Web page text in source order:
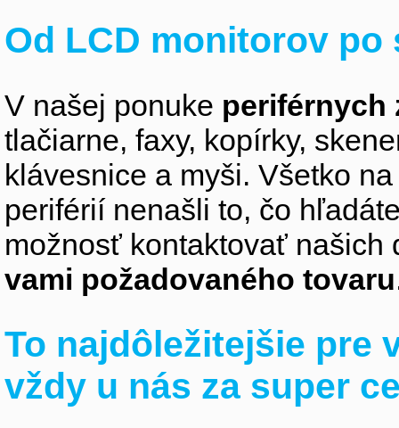
Od LCD monitorov
V našej ponuke periférnych
tlačiarne, faxy, kopírky,
klávesnice a myši. Všetko
periférií nenašli to, čo
možnosť kontaktovať
vami požadovaného tovaru
To najdôležitejšie pre
vždy u nás za super